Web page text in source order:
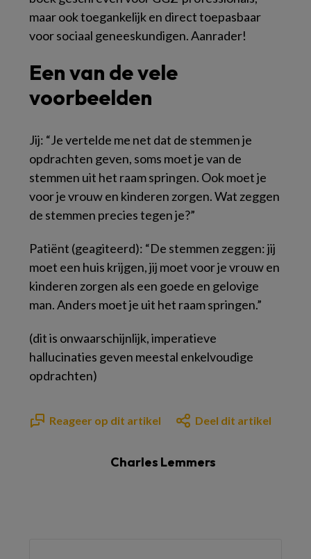
maar ook toegankelijk en direct toepasbaar
voor sociaal geneeskundigen. Aanrader!
Een van de vele
voorbeelden
Jij: “Je vertelde me net dat de stemmen je
opdrachten geven, soms moet je van de
stemmen uit het raam springen. Ook moet je
voor je vrouw en kinderen zorgen. Wat zeggen
de stemmen precies tegen je?”
Patiënt (geagiteerd): “De stemmen zeggen: jij
moet een huis krijgen, jij moet voor je vrouw en
kinderen zorgen als een goede en gelovige
man. Anders moet je uit het raam springen.”
(dit is onwaarschijnlijk, imperatieve
hallucinaties geven meestal enkelvoudige
opdrachten)
Reageer op dit artikel Deel dit artikel
Charles Lemmers